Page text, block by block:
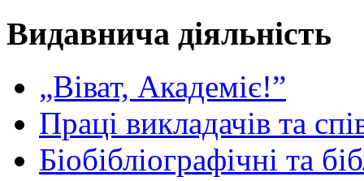
Видавнича діяльність
„Віват, Академіє!”
Праці викладачів та
Біобібліографічні та